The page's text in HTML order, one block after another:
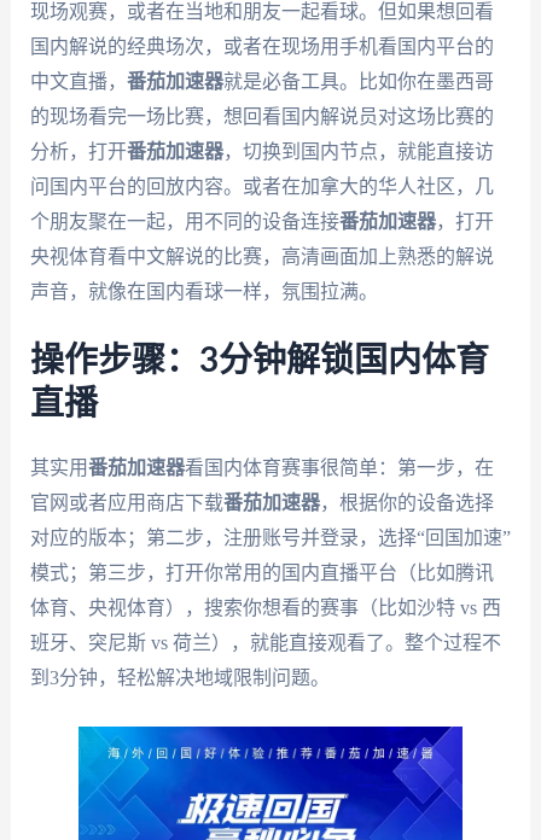
现场观赛，或者在当地和朋友一起看球。但如果想回看
国内解说的经典场次，或者在现场用手机看国内平台的
中文直播， 番茄加速器就是必备工具。比如你在墨西哥
的现场看完一场比赛，想回看国内解说员对这场比赛的
分析，打开番茄加速器，切换到国内节点，就能直接访
问国内平台的回放内容。或者在加拿大的华人社区，几
个朋友聚在一起，用不同的设备连接番茄加速器，打开
央视体育看中文解说的比赛，高清画面加上熟悉的解说
声音，就像在国内看球一样，氛围拉满。
操作步骤：3分钟解锁国内体育
直播
其实用番茄加速器看国内体育赛事很简单：第一步，在
官网或者应用商店下载番茄加速器，根据你的设备选择
对应的版本；第二步，注册账号并登录，选择“回国加速”
模式；第三步，打开你常用的国内直播平台（比如腾讯
体育、央视体育），搜索你想看的赛事（比如沙特 vs 西
班牙、突尼斯 vs 荷兰），就能直接观看了。整个过程不
到3分钟，轻松解决地域限制问题。